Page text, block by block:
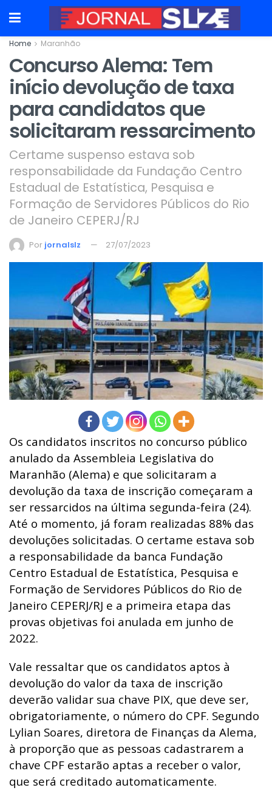
Home Maranhão
Concurso Alema: Tem
início devolução de taxa
para candidatos que
solicitaram ressarcimento
Certame suspenso estava sob
responsabilidade da Fundação Centro
Estadual de Estatística, Pesquisa e
Formação de Servidores Públicos do Rio
de Janeiro CEPERJ/RJ
Por jornalslz 27/07/2023
Os candidatos inscritos no concurso público
anulado da Assembleia Legislativa do
Maranhão (Alema) e que solicitaram a
devolução da taxa de inscrição começaram a
ser ressarcidos na última segunda-feira (24).
Até o momento, já foram realizadas 88% das
devoluções solicitadas. O certame estava sob
a responsabilidade da banca Fundação
Centro Estadual de Estatística, Pesquisa e
Formação de Servidores Públicos do Rio de
Janeiro CEPERJ/RJ e a primeira etapa das
provas objetivas foi anulada em junho de
2022.
Vale ressaltar que os candidatos aptos à
devolução do valor da taxa de inscrição
deverão validar sua chave PIX, que deve ser,
obrigatoriamente, o número do CPF. Segundo
Lylian Soares, diretora de Finanças da Alema,
à proporção que as pessoas cadastrarem a
chave CPF estarão aptas a receber o valor,
que será creditado automaticamente.